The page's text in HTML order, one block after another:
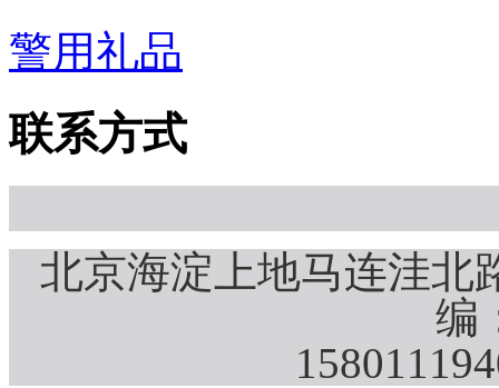
警用礼品
联系方式
北京海淀上地马连洼北
编